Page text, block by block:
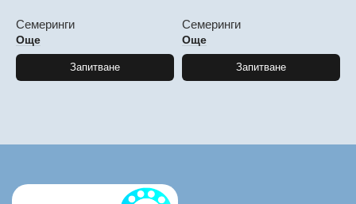
Семеринги
Още
Запитване
Семеринги
Още
Запитване